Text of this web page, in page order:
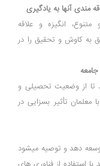
مندی آنها به یادگیری
انگیزه و علاقه
به کاوش و تحقیق را در
جامعه
تا از وضعیت تحصیلی و
معلمان تأثیر بسزایی در
دهد و توصیه میشود